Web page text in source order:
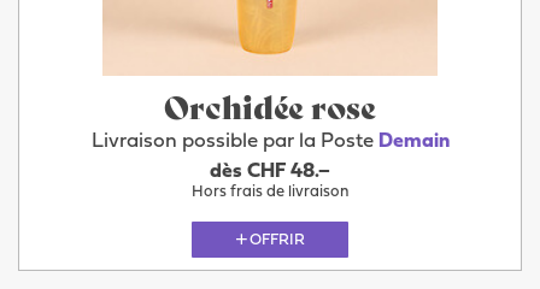
Orchidée rose
Livraison possible par la Poste Demain
dès CHF 48.–
Hors frais de livraison
OFFRIR